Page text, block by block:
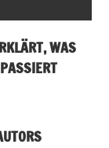
WAS